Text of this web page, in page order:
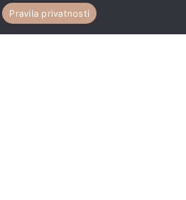
19 20
Pravila privatnosti